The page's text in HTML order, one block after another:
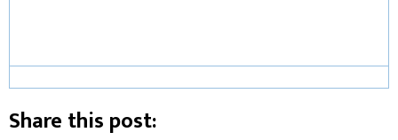
Share this post: